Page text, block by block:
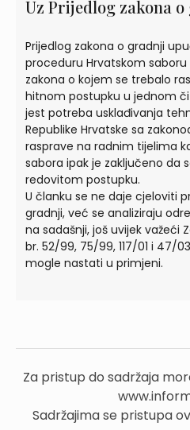
Uz Prijedlog zakona
Prijedlog zakona o gradnji
proceduru Hrvatskom
zakona o kojem se trebalo
hitnom postupku u jednom
jest potreba usklađivanja
Republike Hrvatske sa
rasprave na radnim tijelima
sabora ipak je zaključeno da
redovitom postupku.
U članku se ne daje cjeloviti
gradnji, već se analiziraju
na sadašnji, još uvijek važeći
br. 52/99, 75/99, 117/01 i 47/
mogle nastati u primjeni.
Za pristup do sadržaja
Sadržajima se pristupa